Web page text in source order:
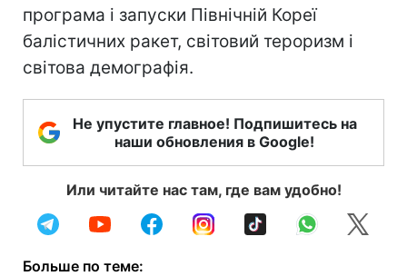
програма і запуски Північній Кореї
балістичних ракет, світовий тероризм і
світова демографія.
Не упустите главное! Подпишитесь на
наши обновления в Google!
Или читайте нас там, где вам удобно!
Больше по теме: